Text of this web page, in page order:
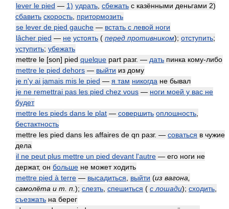
lever le pied — 1) удрать сбежать с казёнными деньгами 2)
сбавить скорость притормозить
se lever de pied gauche — встать с левой ноги
lâcher pied — не устоять ( перед противником); отступить;
уступить; убежать
mettre le [son] pied quelque part разг. — дать пинка кому-либо
mettre le pied dehors — выйти из дому
je n'y ai jamais mis le pied — я там никогда не бывал
je ne remettrai pas les pied chez vous — ноги моей у вас не
будет
mettre les pieds dans le plat — совершить оплошность
бестактность
mettre les pied dans les affaires de qn разг. — соваться в чужие
дела
il ne peut plus mettre un pied devant l'autre — его ноги не
держат, он больше не может ходить
mettre pied à terre — высадиться выйти (из вагона,
самолёта и т. п. ); слезть спешиться ( с лошади); сходить
съезжать на берег